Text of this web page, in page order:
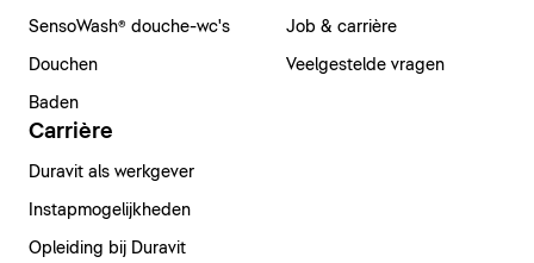
SensoWash® douche-wc's
Douchen
Baden
Job & carrière
Veelgestelde vragen
Carrière
Duravit als werkgever
Instapmogelijkheden
Opleiding bij Duravit